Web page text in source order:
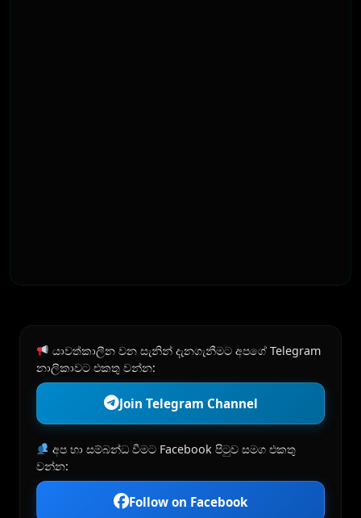
යාවත්කාලීන වන සැනින් දැනගැනීමට අපගේ Telegram
නාලිකාවට එකතු වන්න:
Join Telegram Channel
අප හා සම්බන්ධ වීමට Facebook පිටුව සමග එකතු
වන්න:
Follow on Facebook